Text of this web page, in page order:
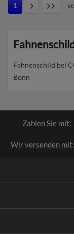
1
Fahnenschild bei
Bonn
Zahlen Sie mit:
Wir versenden mit: